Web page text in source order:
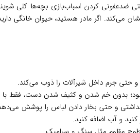
اول درخشان می‌کند. اگر مادر هستید، حیوان
جرم داخل شیرآلات را ذوب می‌کند.
بدون خم شدن و کثیف شدن دست، فقط با
و حتی بخار دادن لباس را پوشش
و آب اضافه کنید.